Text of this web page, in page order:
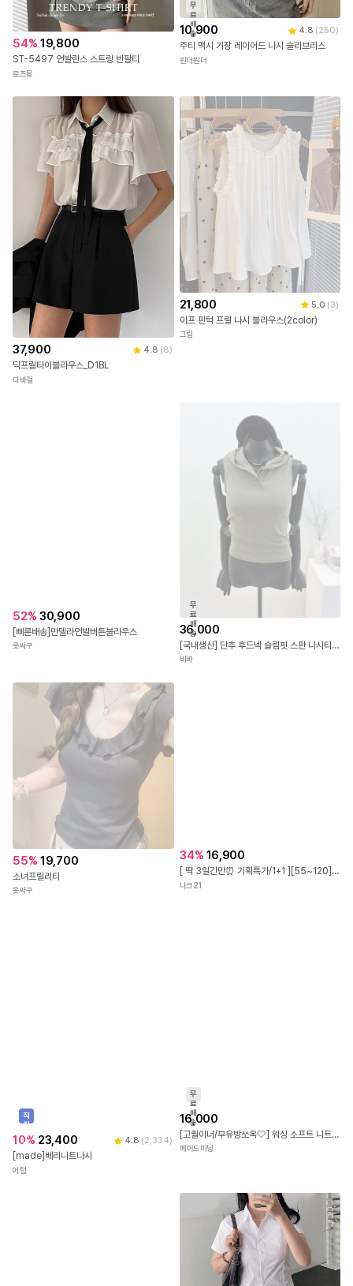
54% 19,800
ST-5497 언발란스 스트링 반팔티
로즈몽
무
료
배
송
10,900 4.8 (250)
주티 맥시 기장 레이어드 나시 슬리브리스
원더원더
37,900 4.8 (8)
딕프릴타이블라우스_D1BL
다바걸
21,800 5.0 (3)
이프 핀턱 프릴 나시 블라우스(2color)
그림
52% 30,900
[삐른배송]만델라언발버튼블라우스
옷싸구
무
료
배
송
36,000
[국내생산] 단추 후드넥 슬림핏 스판 나시티 26SS
비바
55% 19,700
소녀프릴리티
옷싸구
직
진
무
료